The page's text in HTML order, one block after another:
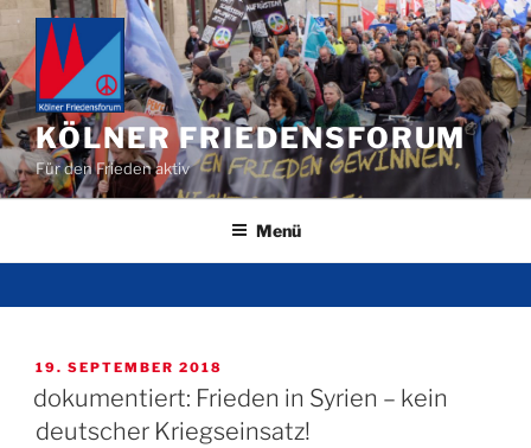
Zum
Inhalt
springen
KÖLNER FRIEDENSFORUM
Für den Frieden aktiv
Menü
VERÖFFENTLICHT
AM
19. SEPTEMBER 2018
dokumentiert: Frieden in Syrien – kein
deutscher Kriegseinsatz!